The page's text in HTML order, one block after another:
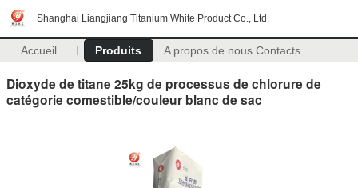
Shanghai Liangjiang Titanium White Product Co., Ltd.
Accueil Produits A propos de nous Contacts
Dioxyde de titane 25kg de processus de chlorure de
catégorie comestible/couleur blanc de sac